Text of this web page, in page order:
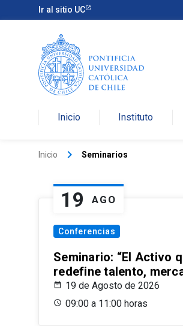
Ir al sitio UC
Inicio Instituto
Inicio keyboard_arrow_right Seminarios
19 AGO
Conferencias
Seminario: “El Activo
redefine talento,
19 de Agosto de 2026
09:00 a 11:00 horas